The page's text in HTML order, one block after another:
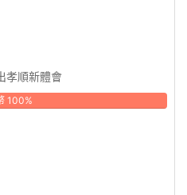
孝順新體會
100%